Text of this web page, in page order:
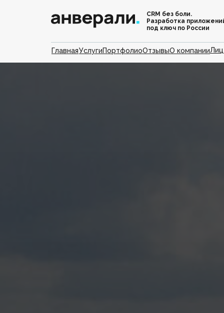
CRM без боли.
Разработка
под ключ по России
ГлавнаяУслугиПортфолиоОтзывыО компании